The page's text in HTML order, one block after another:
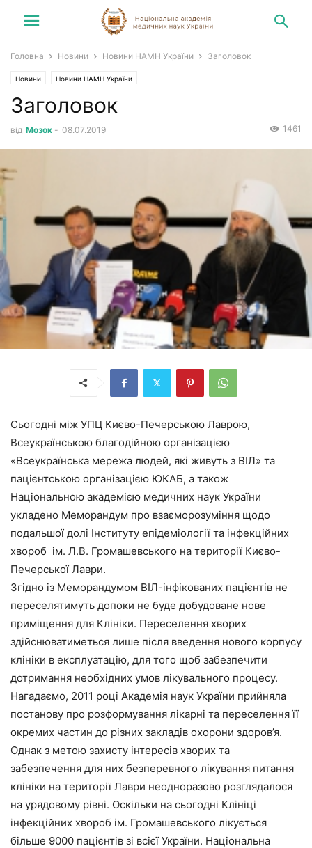
Головна Новини Новини НАМН України Заголовок
Новини Новини НАМН України
Заголовок
від Мозок - 08.07.2019 1461
Сьогодні між УПЦ Києво-Печерською Лаврою,
Всеукраїнською благодійною організацією
«Всеукраїнська мережа людей, які живуть з ВІЛ» та
пацієнтською організацією ЮКАБ, а також
Національною академією медичних наук України
укладено Меморандум про взаєморозуміння щодо
подальшої долі Інституту епідеміології та інфекційних
хвороб ім. Л.В. Громашевського на території Києво-
Печерської Лаври.
Згідно із Меморандумом ВІЛ-інфікованих пацієнтів не
переселятимуть допоки не буде добудоване нове
приміщення для Клініки. Переселення хворих
здійснюватиметься лише після введення нового корпусу
клініки в експлуатацію, для того щоб забезпечити
дотримання необхідних умов лікувального процесу.
Нагадаємо, 2011 році Академія наук України прийняла
постанову про розформування лікарні та переселення її
окремих частин до різних закладів охорони здоров’я.
Однак з метою захисту інтересів хворих та
забезпечення для них безперевного лікування питання
клініки на території Лаври неодноразово розглядалося
на урядовому рівні. Оскільки на сьогодні Клініці
інфекційних хвороб ім. Громашевського лікується
більше 9000 пацієнтів зі всієї України. Національна